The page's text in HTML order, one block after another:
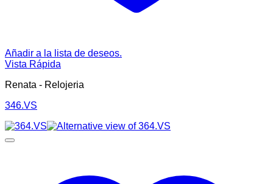
Añadir a la lista de deseos.
Vista Rápida
Renata - Relojeria
346.VS